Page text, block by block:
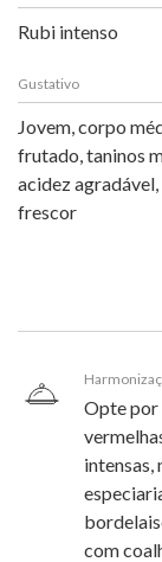
Rubi intenso
Gustativo
Jovem, corpo
frutado, taninos
acidez
frescor
Opte por
intensas,
com